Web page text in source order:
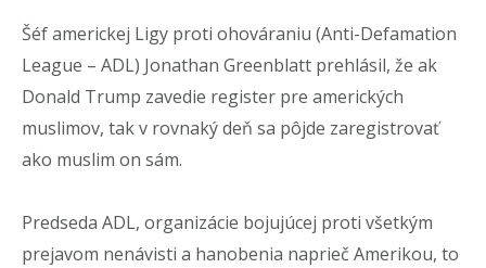
Šéf americkej Ligy proti ohováraniu (Anti-Defamation
League – ADL) Jonathan Greenblatt prehlásil, že ak
Donald Trump zavedie register pre amerických
muslimov, tak v rovnaký deň sa pôjde zaregistrovať
ako muslim on sám.
Predseda ADL, organizácie bojujúcej proti všetkým
prejavom nenávisti a hanobenia naprieč Amerikou, to